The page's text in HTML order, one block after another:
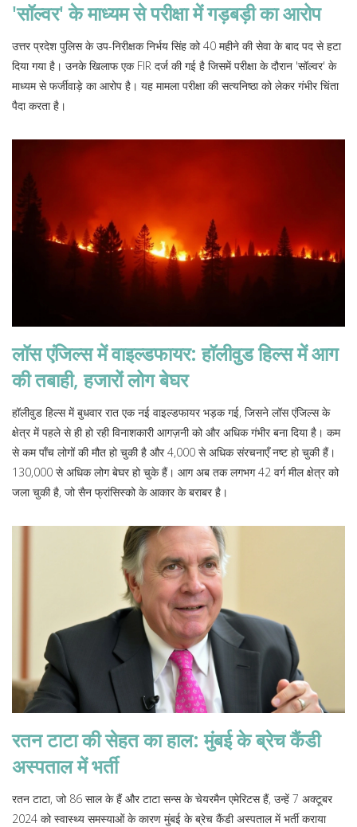
'सॉल्वर' के माध्यम से परीक्षा में गड़बड़ी का आरोप
उत्तर प्रदेश पुलिस के उप-निरीक्षक निर्भय सिंह को 40 महीने की सेवा के बाद पद से हटा
दिया गया है। उनके खिलाफ एक FIR दर्ज की गई है जिसमें परीक्षा के दौरान 'सॉल्वर' के
माध्यम से फर्जीवाड़े का आरोप है। यह मामला परीक्षा की सत्यनिष्ठा को लेकर गंभीर चिंता
पैदा करता है।
लॉस एंजिल्स में वाइल्डफायर: हॉलीवुड हिल्स में आग
की तबाही, हजारों लोग बेघर
हॉलीवुड हिल्स में बुधवार रात एक नई वाइल्डफायर भड़क गई, जिसने लॉस एंजिल्स के
क्षेत्र में पहले से ही हो रही विनाशकारी आगज़नी को और अधिक गंभीर बना दिया है। कम
से कम पाँच लोगों की मौत हो चुकी है और 4,000 से अधिक संरचनाएँ नष्ट हो चुकी हैं।
130,000 से अधिक लोग बेघर हो चुके हैं। आग अब तक लगभग 42 वर्ग मील क्षेत्र को
जला चुकी है, जो सैन फ्रांसिस्को के आकार के बराबर है।
रतन टाटा की सेहत का हाल: मुंबई के ब्रेच कैंडी
अस्पताल में भर्ती
रतन टाटा, जो 86 साल के हैं और टाटा सन्स के चेयरमैन एमेरिटस हैं, उन्हें 7 अक्टूबर
2024 को स्वास्थ्य समस्याओं के कारण मुंबई के ब्रेच कैंडी अस्पताल में भर्ती कराया